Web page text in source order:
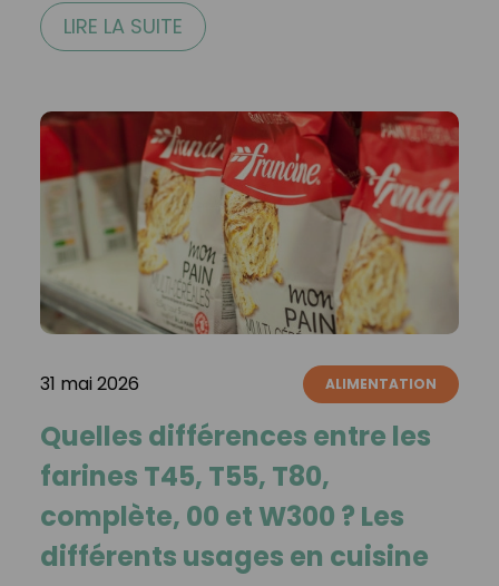
LIRE LA SUITE
31 mai 2026 ALIMENTATION
Quelles différences entre les
farines T45, T55, T80,
complète, 00 et W300 ? Les
différents usages en cuisine